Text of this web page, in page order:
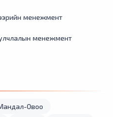
менежмент
менежмент
Овоо